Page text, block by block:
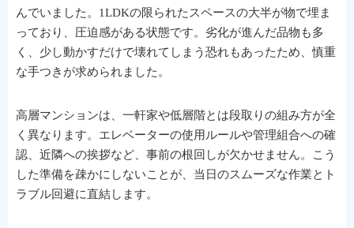
んでいました。1LDKの限られたスペースの大半が物で埋ま
っており、圧迫感がある状態です。劣化が進んだ品物も多
く、少し動かすだけで壊れてしまう恐れもあったため、慎重
な手つきが求められました。
高層マンションは、一軒家や低層階とは段取りの組み方が全
く異なります。エレベーターの使用ルールや管理組合への確
認、近隣への挨拶など、事前の根回しが欠かせません。こう
した準備を疎かにしないことが、当日のスムーズな作業とト
ラブル回避に直結します。